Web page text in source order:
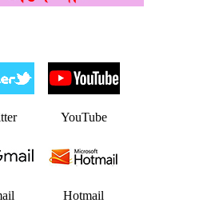
YouTube
Hotmail